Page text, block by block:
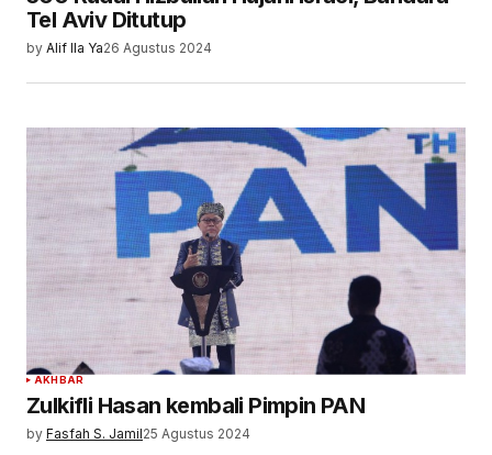
Tel Aviv Ditutup
by Alif Ila Ya26 Agustus 2024
AKHBAR
Zulkifli Hasan kembali Pimpin PAN
by Fasfah S. Jamil25 Agustus 2024